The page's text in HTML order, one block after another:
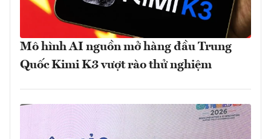
Mô hình AI nguồn mở hàng đầu Trung
Quốc Kimi K3 vượt rào thử nghiệm